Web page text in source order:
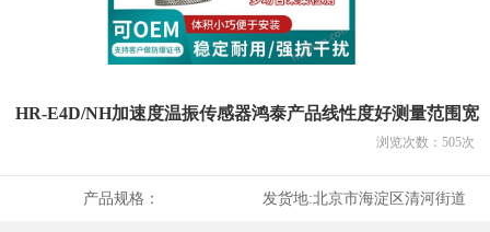
HR-E4D/NH加速度温振传感器鸿泰产品线性度好测量范围宽
浏览次数： 505次
产品规格： 发货地:北京市海淀区清河街道